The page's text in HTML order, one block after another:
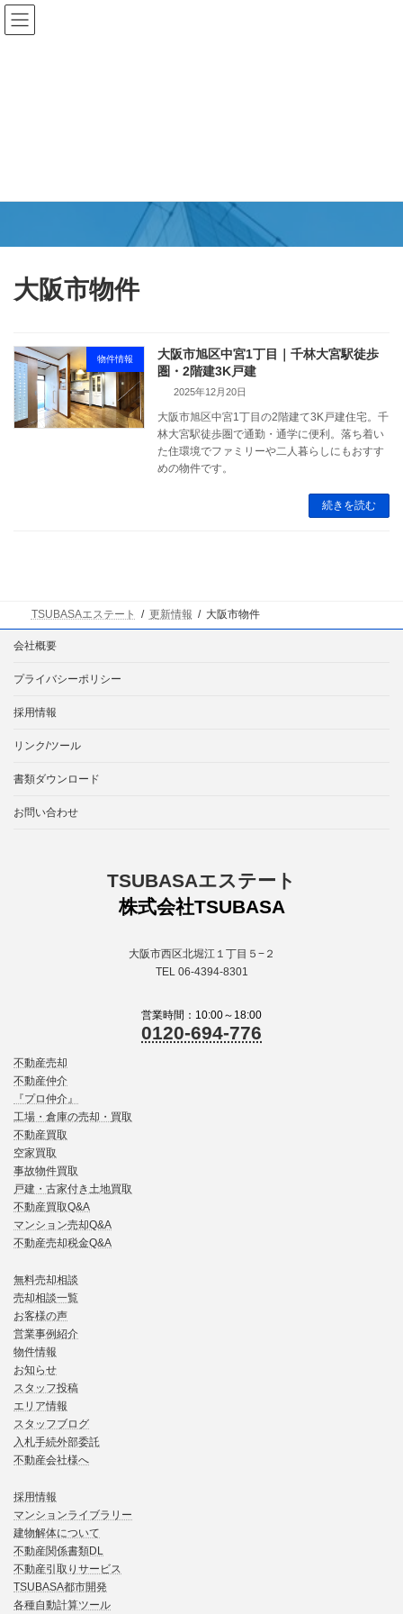
コ
ン
テ
ナ
ビ
ゲ
大阪市物件
物件情報
大阪市旭区中宮1丁目｜千林大宮駅徒歩
圏・2階建3K戸建
2025年12月20日
大阪市旭区中宮1丁目の2階建て3K戸建住宅。千
林大宮駅徒歩圏で通勤・通学に便利。落ち着い
た住環境でファミリーや二人暮らしにもおすす
めの物件です。
続きを読む
TSUBASAエステート 更新情報 大阪市物件
会社概要
プライバシーポリシー
採用情報
リンク/ツール
書類ダウンロード
お問い合わせ
TSUBASAエステート
株式会社TSUBASA
大阪市西区北堀江１丁目５−２
TEL 06-4394-8301
営業時間：10:00～18:00
0120-694-776
不動産売却
不動産仲介
『プロ仲介』
工場・倉庫の売却・買取
不動産買取
空家買取
事故物件買取
戸建・古家付き土地買取
不動産買取Q&A
マンション売却Q&A
不動産売却税金Q&A
無料売却相談
売却相談一覧
お客様の声
営業事例紹介
物件情報
お知らせ
スタッフ投稿
エリア情報
スタッフブログ
入札手続外部委託
不動産会社様へ
採用情報
マンションライブラリー
建物解体について
不動産関係書類DL
不動産引取りサービス
TSUBASA都市開発
各種自動計算ツール